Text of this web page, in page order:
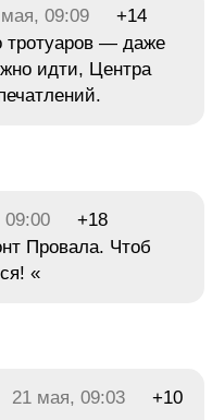
09:09
+14
тротуаров — даже
идти, Центра
09:00
+18
Провала. Чтоб
«
21 мая, 09:03 +10